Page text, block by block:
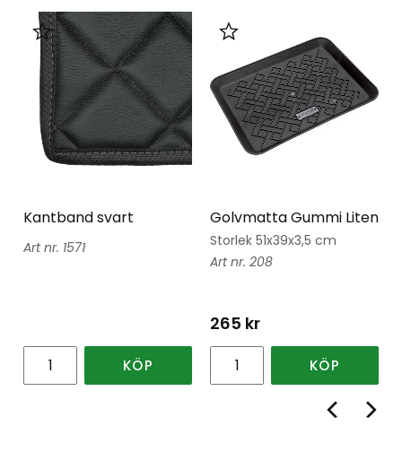
Kantband svart
1571
Lägg till i favoriter
KÖP
Golvmatta Gummi Liten
Storlek 51x39x3,5 cm
208
265 kr
Lägg till i favoriter
KÖP